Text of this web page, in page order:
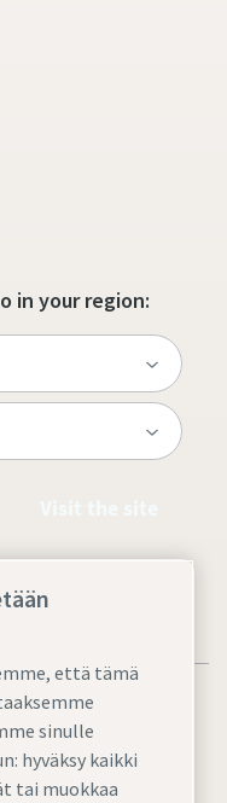
in your region:
Accessibility
että tämä
sinulle
hyväksy kaikki
tai muokkaa